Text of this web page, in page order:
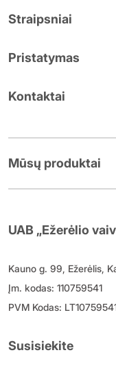
Straipsniai
Pristatymas
Kontaktai
Mūsų produktai
UAB „Ežerėlio
Kauno g. 99, Ežerėlis,
Įm. kodas: 110759541
PVM Kodas:
Susisiekite